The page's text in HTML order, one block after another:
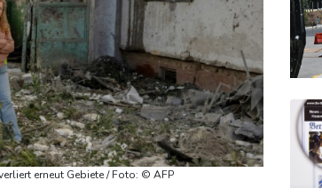
erneut Gebiete / Foto: © AFP